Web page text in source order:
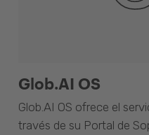
Glob.AI OS
Glob.AI OS ofrece el
través de su Portal de